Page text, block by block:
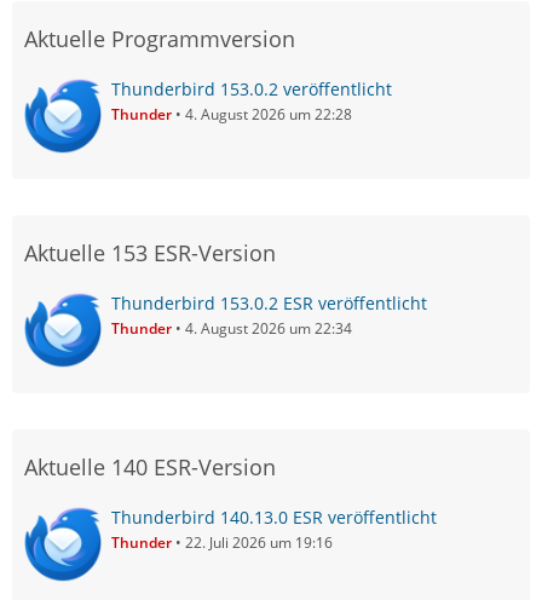
Aktuelle Programmversion
Thunderbird 153.0.2 veröffentlicht
Thunder 4. August 2026 um 22:28
Aktuelle 153 ESR-Version
Thunderbird 153.0.2 ESR veröffentlicht
Thunder 4. August 2026 um 22:34
Aktuelle 140 ESR-Version
Thunderbird 140.13.0 ESR veröffentlicht
Thunder 22. Juli 2026 um 19:16